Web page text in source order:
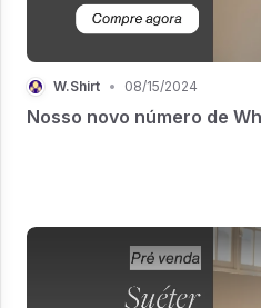
W.Shirt • 08/15/2024
Nosso novo número de